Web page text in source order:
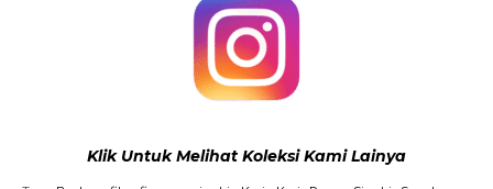
Klik Untuk Melihat Koleksi Kami Lainya